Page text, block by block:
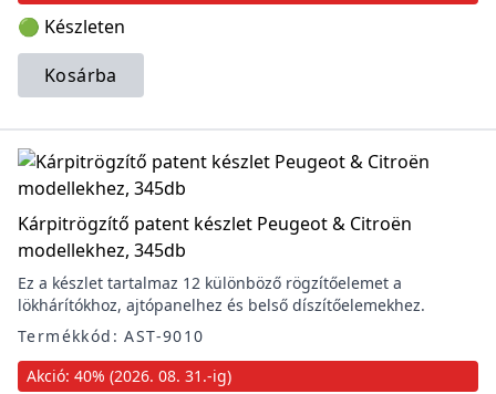
🟢 Készleten
Kosárba
Kárpitrögzítő patent készlet Peugeot & Citroën
modellekhez, 345db
Ez a készlet tartalmaz 12 különböző rögzítőelemet a
lökhárítókhoz, ajtópanelhez és belső díszítőelemekhez.
Termékkód: AST-9010
Akció: 40% (2026. 08. 31.-ig)